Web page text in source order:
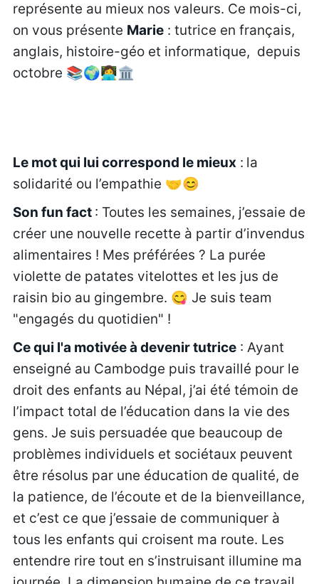
représente au mieux nos valeurs. Ce mois-ci,
on vous présente Marie: tutrice en français,
anglais, histoire-géo et informatique, depuis
octobre 📚🌍👩‍💻🏛️
Le mot qui lui correspond le mieux: la
solidarité ou l’empathie 🤝😊
Son fun fact : Toutes les semaines, j’essaie de
créer une nouvelle recette à partir d’invendus
alimentaires ! Mes préférées ? La purée
violette de patates vitelottes et les jus de
raisin bio au gingembre. 😋 Je suis team
"engagés du quotidien" !
Ce qui l'a motivée à devenir tutrice: Ayant
enseigné au Cambodge puis travaillé pour le
droit des enfants au Népal, j’ai été témoin de
l’impact total de l’éducation dans la vie des
gens. Je suis persuadée que beaucoup de
problèmes individuels et sociétaux peuvent
être résolus par une éducation de qualité, de
la patience, de l’écoute et de la bienveillance,
et c’est ce que j’essaie de communiquer à
tous les enfants qui croisent ma route. Les
entendre rire tout en s’instruisant illumine ma